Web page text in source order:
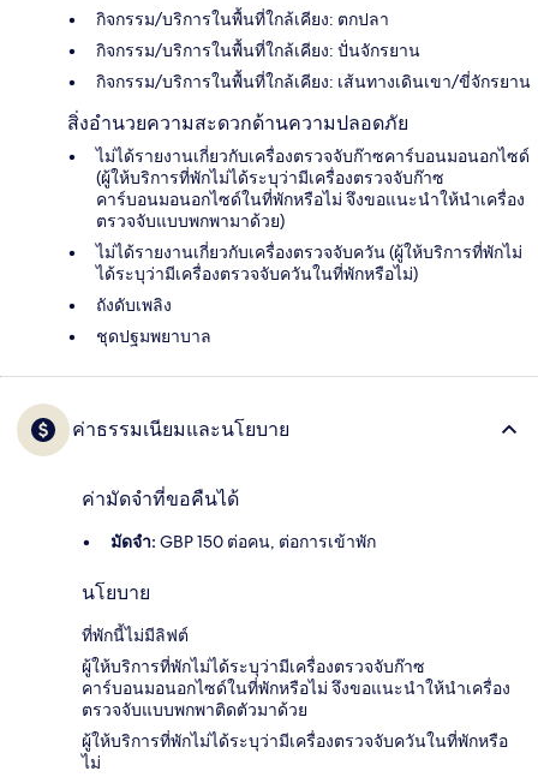
กิจกรรม/บริการในพื้นที่ใกล้เคียง: ตกปลา
กิจกรรม/บริการในพื้นที่ใกล้เคียง: ปั่นจักรยาน
กิจกรรม/บริการในพื้นที่ใกล้เคียง: เส้นทางเดินเขา/ขี่จักรยาน
สิ่งอำนวยความสะดวกด้านความปลอดภัย
ไม่ได้รายงานเกี่ยวกับเครื่องตรวจจับก๊าซคาร์บอนมอนอกไซด์
(ผู้ให้บริการที่พักไม่ได้ระบุว่ามีเครื่องตรวจจับก๊าซ
คาร์บอนมอนอกไซด์ในที่พักหรือไม่ จึงขอแนะนำให้นำเครื่อง
ตรวจจับแบบพกพามาด้วย)
ไม่ได้รายงานเกี่ยวกับเครื่องตรวจจับควัน (ผู้ให้บริการที่พักไม่
ได้ระบุว่ามีเครื่องตรวจจับควันในที่พักหรือไม่)
ถังดับเพลิง
ชุดปฐมพยาบาล
ค่าธรรมเนียมและนโยบาย
ค่ามัดจำที่ขอคืนได้
มัดจำ: GBP 150 ต่อคน, ต่อการเข้าพัก
นโยบาย
ที่พักนี้ไม่มีลิฟต์
ผู้ให้บริการที่พักไม่ได้ระบุว่ามีเครื่องตรวจจับก๊าซ
คาร์บอนมอนอกไซด์ในที่พักหรือไม่ จึงขอแนะนำให้นำเครื่อง
ตรวจจับแบบพกพาติดตัวมาด้วย
ผู้ให้บริการที่พักไม่ได้ระบุว่ามีเครื่องตรวจจับควันในที่พักหรือ
ไม่